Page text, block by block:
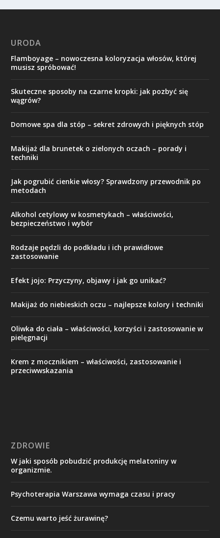
URODA
Flamboyage – nowoczesna koloryzacja włosów, której
musisz spróbować!
Skuteczne sposoby na czarne kropki: jak pozbyć się
wągrów?
Domowe spa dla stóp – sekret zdrowych i pięknych stóp
Makijaż dla brunetek o zielonych oczach – porady i
techniki
Jak pogrubić cienkie włosy? Sprawdzony przewodnik po
metodach
Alkohol cetylowy w kosmetykach – właściwości,
bezpieczeństwo i wybór
Rodzaje pędzli do podkładu i ich prawidłowe
zastosowanie
Efekt jojo: Przyczyny, objawy i jak go unikać?
Makijaż do niebieskich oczu – najlepsze kolory i techniki
Oliwka do ciała – właściwości, korzyści i zastosowanie w
pielęgnacji
Krem z mocznikiem – właściwości, zastosowanie i
przeciwwskazania
ZDROWIE
W jaki sposób pobudzić produkcję melatoniny w
organizmie.
Psychoterapia Warszawa wymaga czasu i pracy
Czemu warto jeść żurawinę?